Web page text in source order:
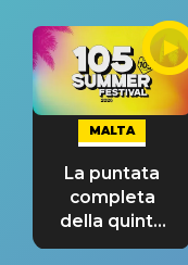
MALTA
La puntata
completa
della quinta
tappa